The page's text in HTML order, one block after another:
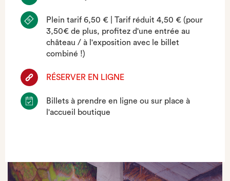
Plein tarif 6,50 € | Tarif réduit 4,50 € (pour
3,50€ de plus, profitez d'une entrée au
château / à l'exposition avec le billet
combiné !)
RÉSERVER EN LIGNE
Billets à prendre en ligne ou sur place à
l'accueil boutique